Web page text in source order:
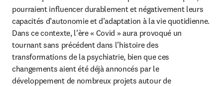
pourraient influencer durablement et négativement leurs
capacités d’autonomie et d’adaptation à la vie quotidienne.
Dans ce contexte, l’ère « Covid » aura provoqué un
tournant sans précédent dans l’histoire des
transformations de la psychiatrie, bien que ces
changements aient été déjà annoncés par le
développement de nombreux projets autour de